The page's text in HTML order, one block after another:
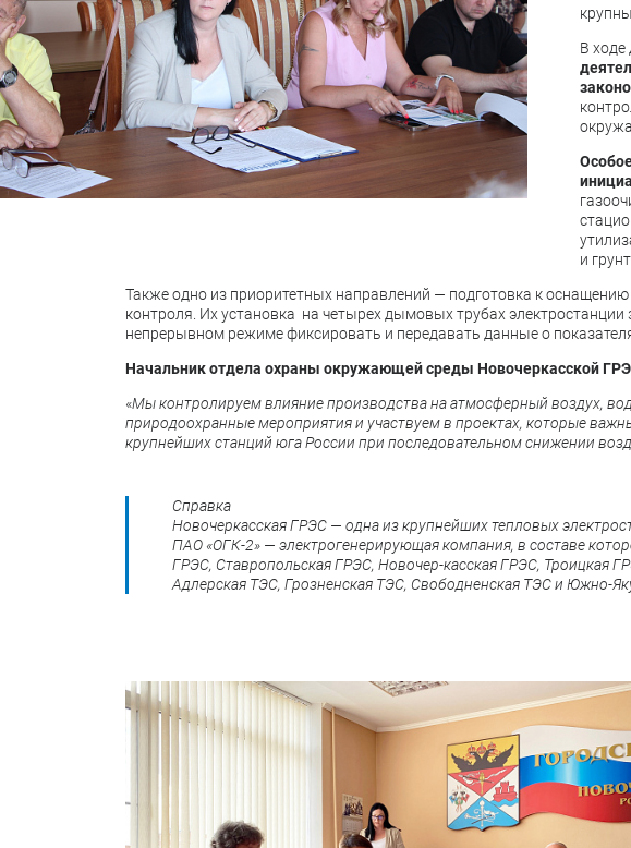
В ходе
и
Также одно из приоритетных направлений — подготовка к
контроля. Их установка на четырех дымовых трубах
непрерывном режиме фиксировать и передавать данные о
Начальник отдела охраны окружающей среды Новочеркасской
«Мы контролируем влияние производства на атмосферный воздух,
природоохранные мероприятия и участвуем в проектах, которые
крупнейших станций юга России при последовательном снижении
Справка
Новочеркасская ГРЭС — одна из крупнейших тепловых
ПАО «ОГК-2» — электрогенерирующая компания, в составе
ГРЭС, Ставропольская ГРЭС, Новочер-касская ГРЭС, Троицкая
Адлерская ТЭС, Грозненская ТЭС, Свободненская ТЭС и Южно-